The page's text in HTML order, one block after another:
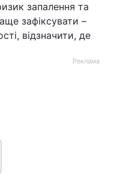
запалення та
зафіксувати –
відзначити, де
Реклама